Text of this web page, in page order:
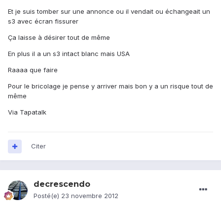
Et je suis tomber sur une annonce ou il vendait ou échangeait un
s3 avec écran fissurer
Ça laisse à désirer tout de même
En plus il a un s3 intact blanc mais USA
Raaaa que faire
Pour le bricolage je pense y arriver mais bon y a un risque tout de
même
Via Tapatalk
Citer
decrescendo
Posté(e) 23 novembre 2012